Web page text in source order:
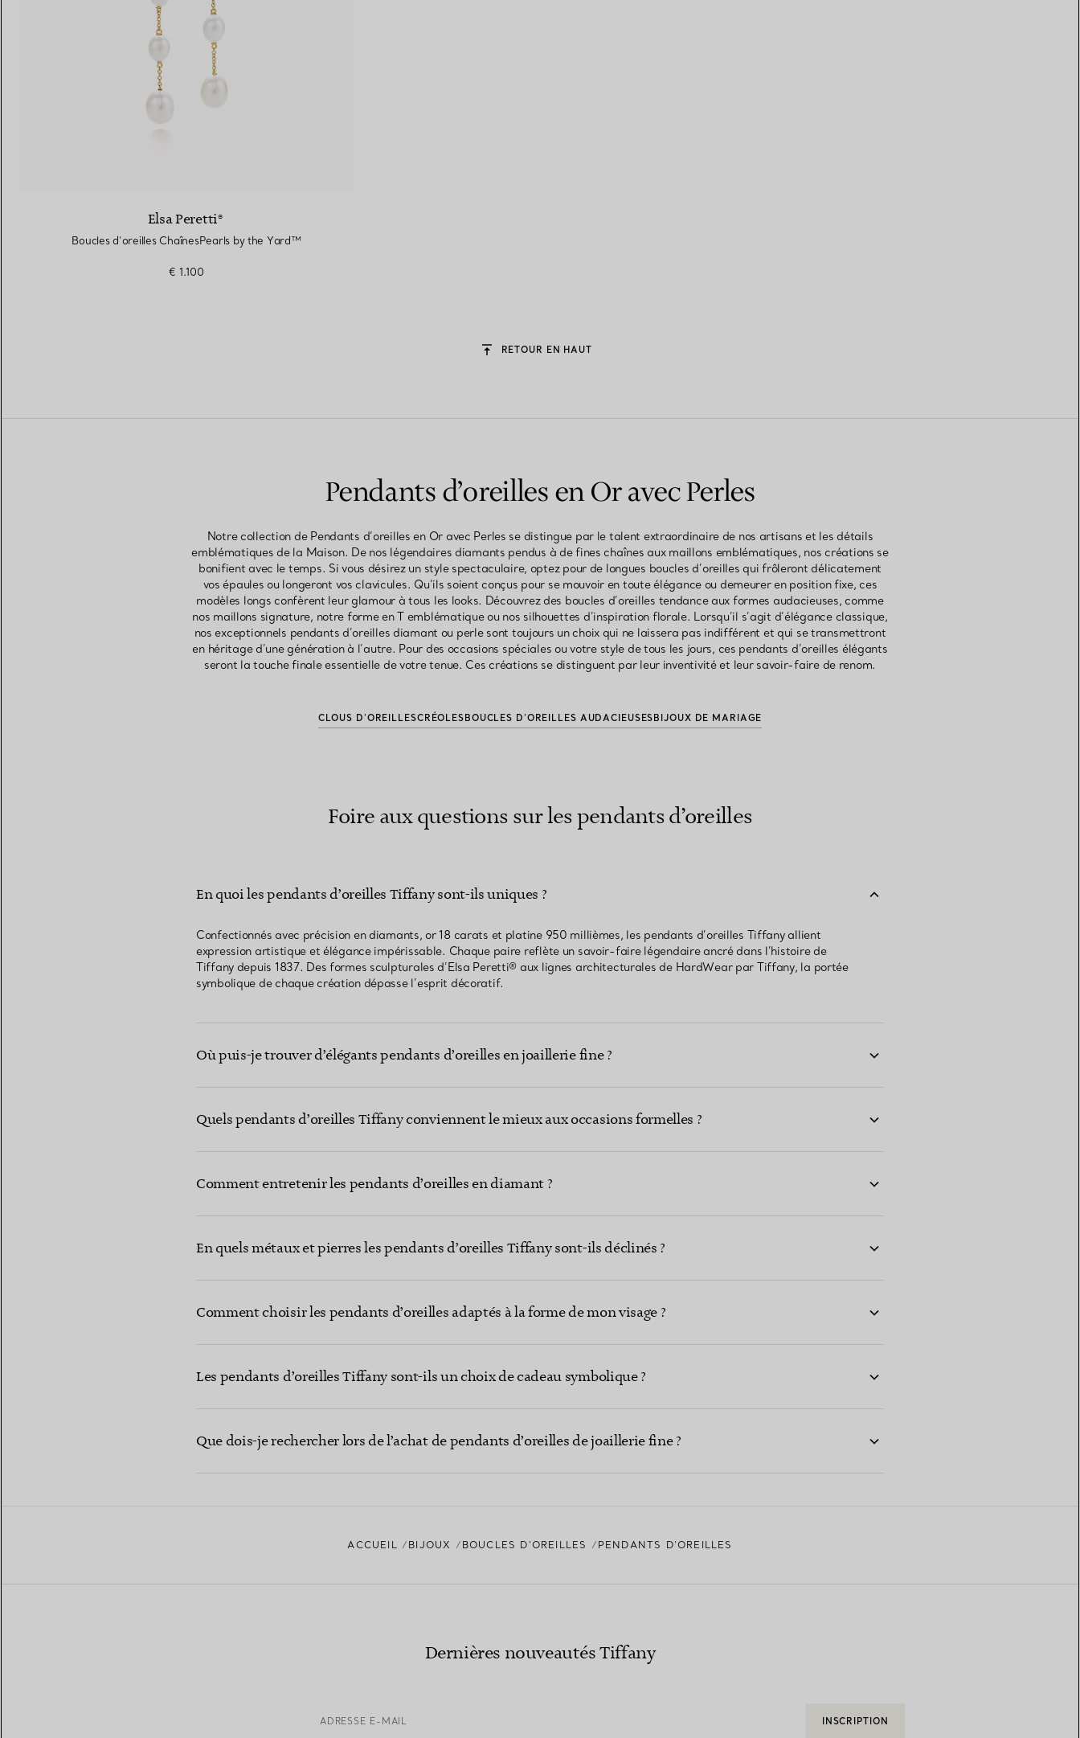
Elsa Peretti®
Boucles d’oreilles ChaînesPearls by the Yard™
€ 1.100
RETOUR EN HAUT
Pendants d’oreilles en Or avec Perles
Notre collection de Pendants d’oreilles en Or avec Perles se distingue par le talent extraordinaire de nos artisans et les détails
emblématiques de la Maison. De nos légendaires diamants pendus à de fines chaînes aux maillons emblématiques, nos créations se
bonifient avec le temps. Si vous désirez un style spectaculaire, optez pour de longues boucles d’oreilles qui frôleront délicatement
vos épaules ou longeront vos clavicules. Qu’ils soient conçus pour se mouvoir en toute élégance ou demeurer en position fixe, ces
modèles longs confèrent leur glamour à tous les looks. Découvrez des boucles d’oreilles tendance aux formes audacieuses, comme
nos maillons signature, notre forme en T emblématique ou nos silhouettes d’inspiration florale. Lorsqu’il s’agit d’élégance classique,
nos exceptionnels pendants d’oreilles diamant ou perle sont toujours un choix qui ne laissera pas indifférent et qui se transmettront
en héritage d’une génération à l’autre. Pour des occasions spéciales ou votre style de tous les jours, ces pendants d’oreilles élégants
seront la touche finale essentielle de votre tenue. Ces créations se distinguent par leur inventivité et leur savoir-faire de renom.
CLOUS D’OREILLESCRÉOLES BOUCLES D’OREILLES AUDACIEUSES BIJOUX DE MARIAGE
Foire aux questions sur les pendants d’oreilles
En quoi les pendants d’oreilles Tiffany sont-ils uniques ?
Confectionnés avec précision en diamants, or 18 carats et platine 950 millièmes, les pendants d’oreilles Tiffany allient
expression artistique et élégance impérissable. Chaque paire reflète un savoir-faire légendaire ancré dans l’histoire de
Tiffany depuis 1837. Des formes sculpturales d’Elsa Peretti® aux lignes architecturales de HardWear par Tiffany, la portée
symbolique de chaque création dépasse l’esprit décoratif.
Où puis-je trouver d’élégants pendants d’oreilles en joaillerie fine ?
Quels pendants d’oreilles Tiffany conviennent le mieux aux occasions formelles ?
Comment entretenir les pendants d’oreilles en diamant ?
En quels métaux et pierres les pendants d’oreilles Tiffany sont-ils déclinés ?
Comment choisir les pendants d’oreilles adaptés à la forme de mon visage ?
Les pendants d’oreilles Tiffany sont-ils un choix de cadeau symbolique ?
Que dois-je rechercher lors de l’achat de pendants d’oreilles de joaillerie fine ?
ACCUEIL BIJOUX BOUCLES D’OREILLES PENDANTS D’OREILLES
Dernières nouveautés Tiffany
ADRESSE E-MAIL INSCRIPTION